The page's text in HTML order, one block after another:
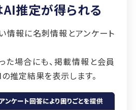
推定が得られる
情報に名刺情報とアンケート
た場合にも、掲載情報と会員
推定結果を表⽰します。